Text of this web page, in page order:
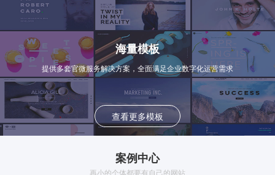
海量模板
提供多套官微服务解决方案，全面满足企业数字化运营需求
查看更多模板
案例中心
再小的个体都要有自己的网站